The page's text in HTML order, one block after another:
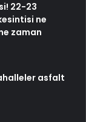
22-23
ne
zaman
asfalt